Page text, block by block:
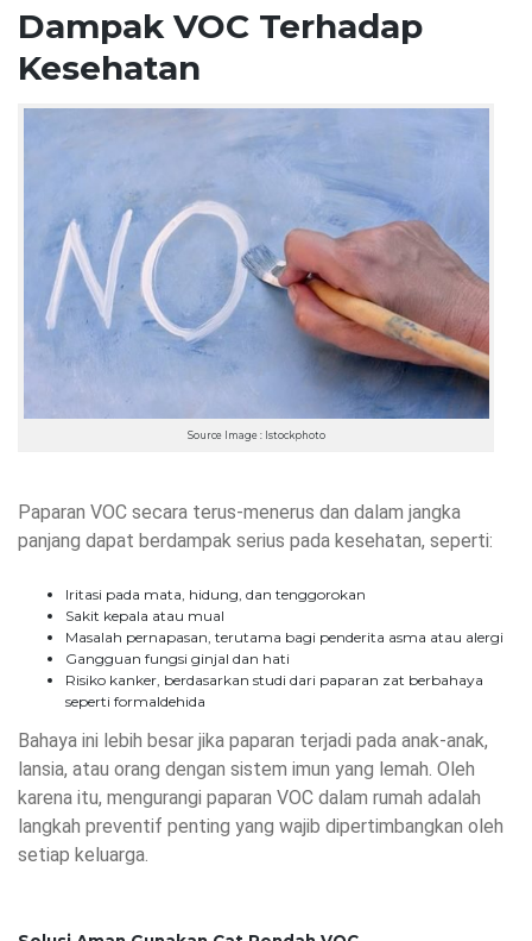
Dampak VOC Terhadap
Kesehatan
Source Image : Istockphoto
Paparan VOC secara terus-menerus dan dalam jangka
panjang dapat berdampak serius pada kesehatan, seperti:
Iritasi pada mata, hidung, dan tenggorokan
Sakit kepala atau mual
Masalah pernapasan, terutama bagi penderita asma atau alergi
Gangguan fungsi ginjal dan hati
Risiko kanker, berdasarkan studi dari paparan zat berbahaya
seperti formaldehida
Bahaya ini lebih besar jika paparan terjadi pada anak-anak,
lansia, atau orang dengan sistem imun yang lemah. Oleh
karena itu, mengurangi paparan VOC dalam rumah adalah
langkah preventif penting yang wajib dipertimbangkan oleh
setiap keluarga.